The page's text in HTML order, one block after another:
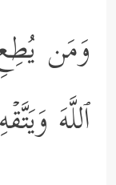
وَمَن
ٱللَّهَ